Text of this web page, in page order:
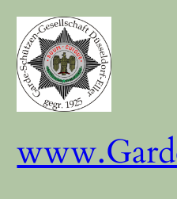
Zum
Inhalt
springen